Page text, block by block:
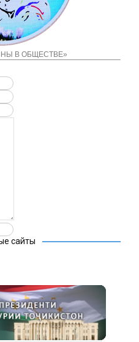
В ОБЩЕСТВЕ»
сайты